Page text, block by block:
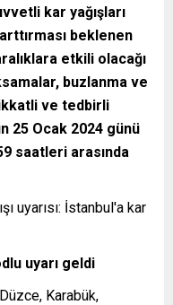
kar yağışları
beklenen
etkili olacağı
buzlanma ve
ve tedbirli
25 Ocak 2024 günü
saatleri arasında
uyarı geldi
Karabük,